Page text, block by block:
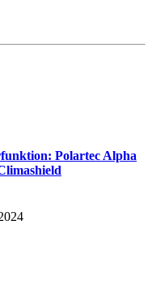
Polartec Alpha